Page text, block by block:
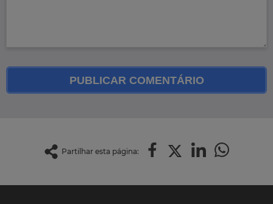
PUBLICAR COMENTÁRIO
Partilhar esta página: